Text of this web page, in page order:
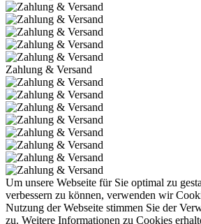
Zahlung & Versand
Um unsere Webseite für Sie optimal zu
verbessern zu können, verwenden wir
Nutzung der Webseite stimmen Sie der
zu. Weitere Informationen zu Cookies